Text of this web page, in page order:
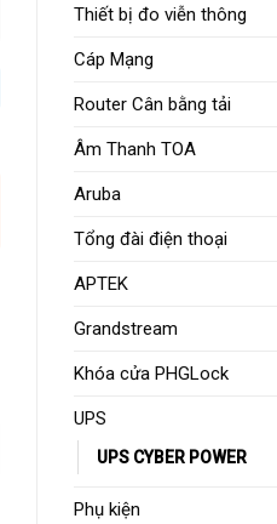
Thiết bị đo viễn thông
Cáp Mạng
Router Cân bằng tải
Âm Thanh TOA
Aruba
Tổng đài điện thoại
APTEK
Grandstream
Khóa cửa PHGLock
UPS
UPS CYBER POWER
Phụ kiện